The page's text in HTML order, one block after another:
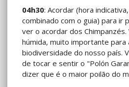
04h30: Acordar (hora
combinado com o guia) para ir
ver o acordar dos
húmida, muito importante para
biodiversidade do nosso país.
de tocar e sentir o "Polón
dizer que é o maior poilão do